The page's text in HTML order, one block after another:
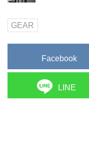
GEAR
Facebook
LINE